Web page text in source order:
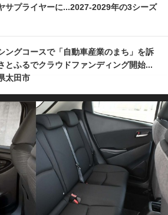
サプライヤーに...2027‐2029年の3シーズ
ングコースで「自動車産業のまち」を訴
とふるでクラウドファンディング開始...
太田市